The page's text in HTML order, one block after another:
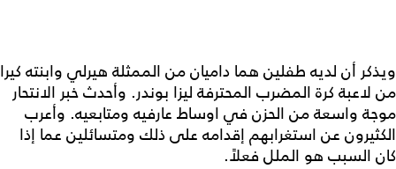
ويذكر أن لديه طفلين هما داميان من الممثلة هيرلي وابنته كيرا
من لاعبة كرة المضرب المحترفة ليزا بوندر. وأحدث خبر الانتحار
موجة واسعة من الحزن في اوساط عارفيه ومتابعيه. وأعرب
الكثيرون عن استغرابهم إقدامه على ذلك ومتسائلين عما إذا
كان السبب هو الملل فعلاً.